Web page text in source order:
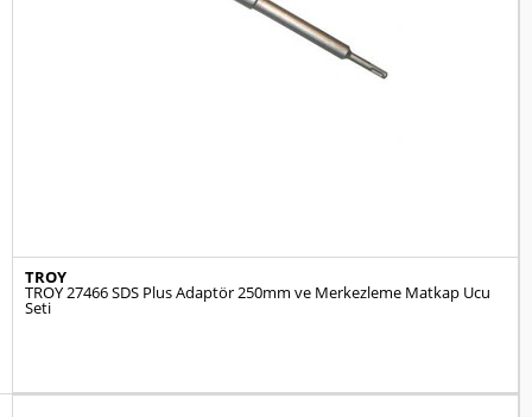
TROY
TROY 27466 SDS Plus Adaptör 250mm ve Merkezleme Matkap Ucu
Seti